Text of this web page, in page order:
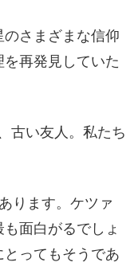
さまざまな信仰
再発見していた
古い友人。私たち
ります。ケツァ
面白がるでしょ
とってもそうであ